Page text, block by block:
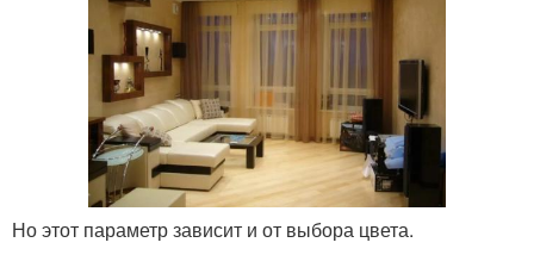
Но этот параметр зависит и от выбора цвета.